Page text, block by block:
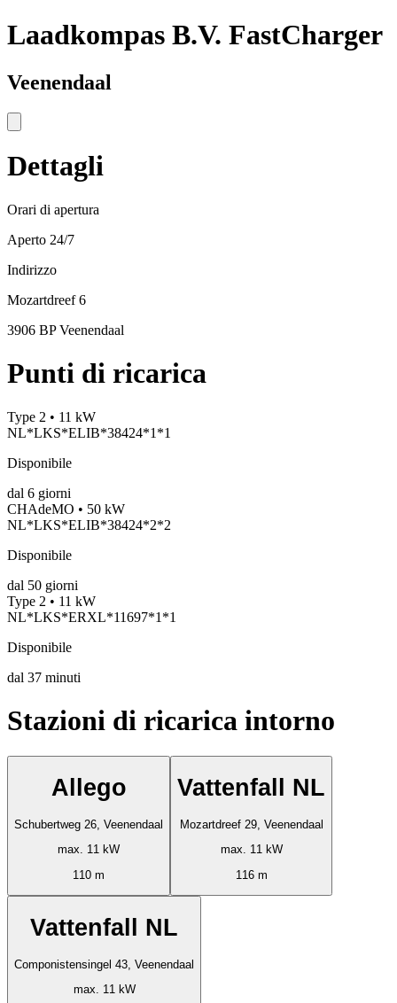
Laadkompas B.V. FastCharger
Veenendaal
Dettagli
Orari di apertura
Aperto 24/7
Indirizzo
Mozartdreef 6
3906 BP Veenendaal
Punti di ricarica
Type 2 • 11 kW
NL*LKS*ELIB*38424*1*1
Disponibile
dal 6 giorni
CHAdeMO • 50 kW
NL*LKS*ELIB*38424*2*2
Disponibile
dal 50 giorni
Type 2 • 11 kW
NL*LKS*ERXL*11697*1*1
Disponibile
dal 37 minuti
Stazioni di ricarica intorno
Allego
Schubertweg 26, Veenendaal
max. 11 kW
110 m
Vattenfall NL
Mozartdreef 29, Veenendaal
max. 11 kW
116 m
Vattenfall NL
Componistensingel 43, Veenendaal
max. 11 kW